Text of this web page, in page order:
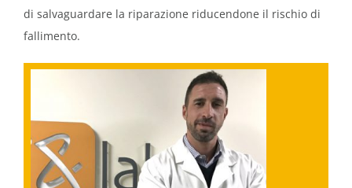
di salvaguardare la riparazione riducendone il rischio di
fallimento.